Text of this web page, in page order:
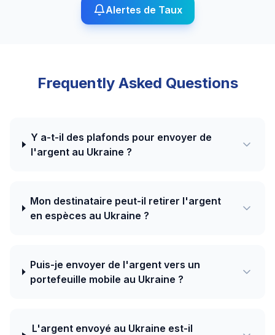
Alertes de Taux
Frequently Asked Questions
Y a-t-il des plafonds pour envoyer de
l'argent au Ukraine ?
Mon destinataire peut-il retirer l'argent
en espèces au Ukraine ?
Puis-je envoyer de l'argent vers un
portefeuille mobile au Ukraine ?
L'argent envoyé au Ukraine est-il